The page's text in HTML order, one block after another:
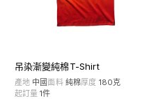
吊染漸變純棉T-Shirt
產地 中國面料 純棉厚度 180克
起訂量 1件